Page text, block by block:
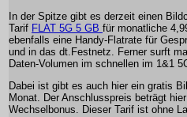
In der Spitze gibt es derzeit einen
Tarif FLAT 5G 5 GB für monatliche
ebenfalls eine Handy-Flatrate für
und in das dt.Festnetz. Ferner surft
Daten-Volumen im schnellen im 1&1
Dabei ist gibt es auch hier ein gratis
Monat. Der Anschlusspreis beträgt
Wechselbonus. Dieser Tarif ist ohne